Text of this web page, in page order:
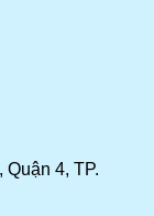
lòng mề,
tranh, chất
tươi ngon
4, TP.